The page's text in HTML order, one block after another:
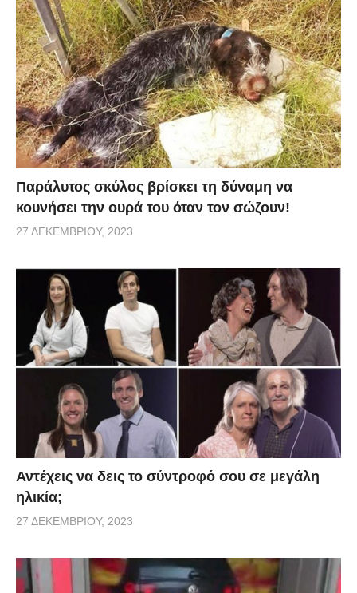
Παράλυτος σκύλος βρίσκει τη δύναμη να
κουνήσει την ουρά του όταν τον σώζουν!
27 ΔΕΚΕΜΒΡΊΟΥ, 2023
Αντέχεις να δεις το σύντροφό σου σε μεγάλη
ηλικία;
27 ΔΕΚΕΜΒΡΊΟΥ, 2023